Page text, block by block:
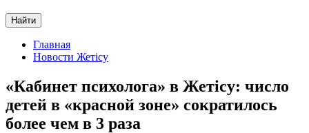
Найти
Главная
Новости Жетісу
«Кабинет психолога» в Жетісу: число
детей в «красной зоне» сократилось
более чем в 3 раза